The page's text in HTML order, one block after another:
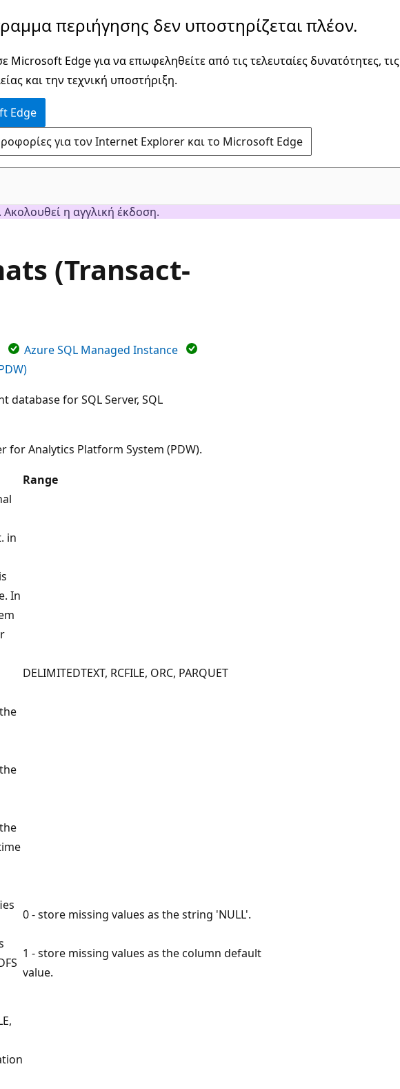
περιήγησης δεν υποστηρίζεται πλέον.
Microsoft Edge για να επωφεληθείτε από τις τελευταίες δυνατότητες, τις
και την τεχνική υποστήριξη.
Edge
για τον Internet Explorer και το Microsoft Edge
η αγγλική έκδοση.
(Transact-
Azure SQL Managed Instance
for SQL Server, SQL
Analytics Platform System (PDW).
Range
in
In
DELIMITEDTEXT, RCFILE, ORC, PARQUET
0 - store missing values as the string 'NULL'.
1 - store missing values as the column default
value.